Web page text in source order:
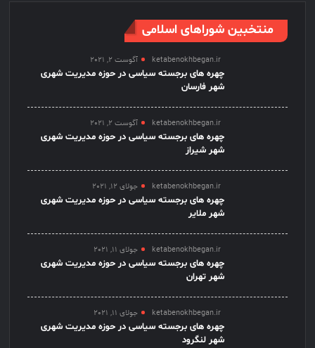
منتخبین شوراهای اسلامی
ketabenokhbegan.ir آگوست 2, 2021
چهره های برجسته سیاسی در حوزه مدیریت شهری
شهر فارسان
ketabenokhbegan.ir آگوست 2, 2021
چهره های برجسته سیاسی در حوزه مدیریت شهری
شهر شیراز
ketabenokhbegan.ir جولای 12, 2021
چهره های برجسته سیاسی در حوزه مدیریت شهری
شهر ملایر
ketabenokhbegan.ir جولای 11, 2021
چهره های برجسته سیاسی در حوزه مدیریت شهری
شهر تهران
ketabenokhbegan.ir جولای 11, 2021
چهره های برجسته سیاسی در حوزه مدیریت شهری
شهر لنگرود